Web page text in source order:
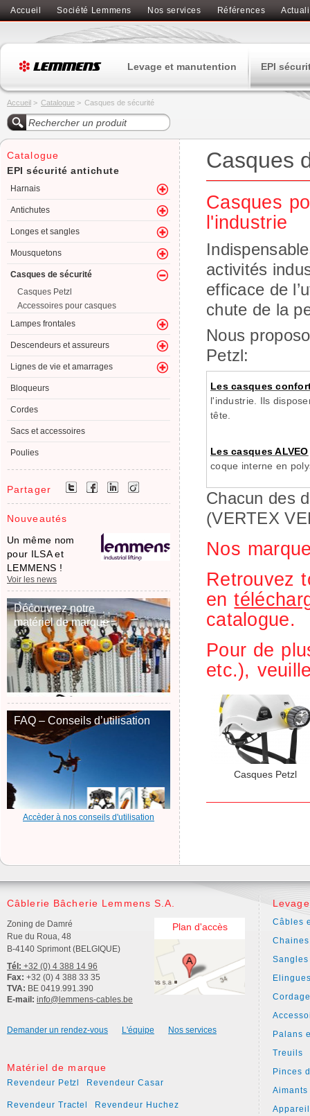
Accueil Société Lemmens Nos services Références
Levage et manutention EPI
Accueil > Catalogue > Casques de sécurité
Catalogue
EPI sécurité antichute
Harnais
Antichutes
Longes et sangles
Mousquetons
Casques de sécurité
Casques Petzl
Accessoires pour casques
Lampes frontales
Descendeurs et assureurs
Lignes de vie et amarrages
Bloqueurs
Cordes
Sacs et accessoires
Poulies
Partager
Nouveautés
Un même nom
pour ILSA et
LEMMENS !
Voir les news
Découvrez notre
matériel de marque
FAQ – Conseils d’utilisation
Accèder à nos conseils d'utilisation
Casques
Casques
l'industrie
activités
efficace de
chute de la
Nous
Petzl:
Les casques
l'industrie. Ils
tête.
Les casques ALVEO
coque interne en
Chacun des
(VERTEX
Nos
Retrouvez
en
catalogue.
Pour de
etc.),
Casques Petzl
Câblerie Bâcherie Lemmens S.A.
Plan d'accès
Zoning de Damré
Rue du Roua, 48
B-4140 Sprimont (BELGIQUE)
Tél: +32 (0) 4 388 14 96
Fax: +32 (0) 4 388 33 35
TVA: BE 0419.991.390
E-mail: info@lemmens-cables.be
Demander un rendez-vous L'équipe Nos services
Matériel de marque
Revendeur Petzl Revendeur Casar
Revendeur Tractel Revendeur Huchez
Câbles
Palans
Treuils
Pinces